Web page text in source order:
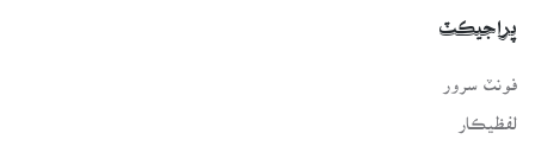
پراجيڪٽ
لفظيڪار